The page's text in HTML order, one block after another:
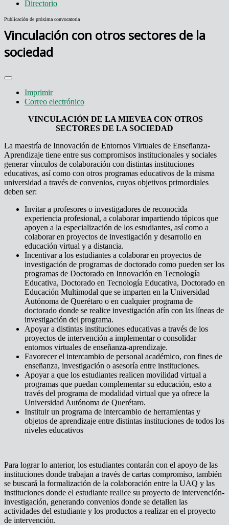
Directorio
Publicación de próxima convocatoria
Vinculación con otros sectores de la
sociedad
Imprimir
Correo electrónico
VINCULACIÓN DE LA MIEVEA CON OTROS
SECTORES DE LA SOCIEDAD
La maestría de Innovación de Entornos Virtuales de Enseñanza-
Aprendizaje tiene entre sus compromisos institucionales y sociales
generar vínculos de colaboración con distintas instituciones
educativas, así como con otros programas educativos de la misma
universidad a través de convenios, cuyos objetivos primordiales
deben ser:
Invitar a profesores o investigadores de reconocida
experiencia profesional, a colaborar impartiendo tópicos que
apoyen a la especialización de los estudiantes, así como a
colaborar en proyectos de investigación y desarrollo en
educación virtual y a distancia.
Incentivar a los estudiantes a colaborar en proyectos de
investigación de programas de doctorado como pueden ser los
programas de Doctorado en Innovación en Tecnología
Educativa, Doctorado en Tecnología Educativa, Doctorado en
Educación Multimodal que se imparten en la Universidad
Autónoma de Querétaro o en cualquier programa de
doctorado donde se realice investigación afín con las líneas de
investigación del programa.
Apoyar a distintas instituciones educativas a través de los
proyectos de intervención a implementar o consolidar
entornos virtuales de enseñanza-aprendizaje.
Favorecer el intercambio de personal académico, con fines de
enseñanza, investigación o asesoría entre instituciones.
Apoyar a que los estudiantes realicen movilidad virtual a
programas que puedan complementar su educación, esto a
través del programa de modalidad virtual que ya ofrece la
Universidad Autónoma de Querétaro.
Instituir un programa de intercambio de herramientas y
objetos de aprendizaje entre distintas instituciones de todos los
niveles educativos
Para lograr lo anterior, los estudiantes contarán con el apoyo de las
instituciones donde trabajan a través de cartas compromiso, también
se buscará la formalización de la colaboración entre la UAQ y las
instituciones donde el estudiante realice su proyecto de intervención-
investigación, generando convenios donde se detallen las
actividades del estudiante y los productos a realizar en el proyecto
de intervención.